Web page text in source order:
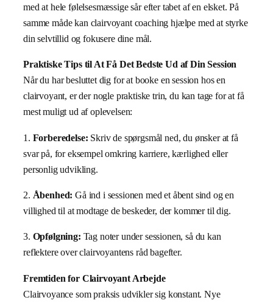
med at hele følelsesmæssige sår efter tabet af en elsket. På
samme måde kan clairvoyant coaching hjælpe med at styrke
din selvtillid og fokusere dine mål.
Praktiske Tips til At Få Det Bedste Ud af Din Session
Når du har besluttet dig for at booke en session hos en
clairvoyant, er der nogle praktiske trin, du kan tage for at få
mest muligt ud af oplevelsen:
1. Forberedelse: Skriv de spørgsmål ned, du ønsker at få
svar på, for eksempel omkring karriere, kærlighed eller
personlig udvikling.
2. Åbenhed: Gå ind i sessionen med et åbent sind og en
villighed til at modtage de beskeder, der kommer til dig.
3. Opfølgning: Tag noter under sessionen, så du kan
reflektere over clairvoyantens råd bagefter.
Fremtiden for Clairvoyant Arbejde
Clairvoyance som praksis udvikler sig konstant. Nye